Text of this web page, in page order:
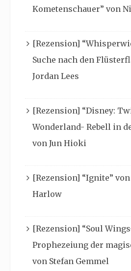
Kometenschauer” von
[Rezension]
Suche nach den
Jordan Lees
[Rezension] “Disney:
Wonderland- Rebell in
von Jun Hioki
[Rezension] “Ignite”
Harlow
[Rezension] “Soul
Prophezeiung der
von Stefan Gemmel